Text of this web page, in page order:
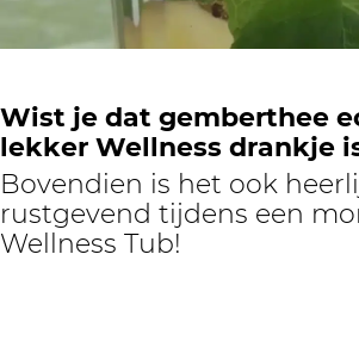
Wist je dat gemberthee
lekker Wellness drankje
Bovendien is het ook
rustgevend tijdens een
Wellness Tub!